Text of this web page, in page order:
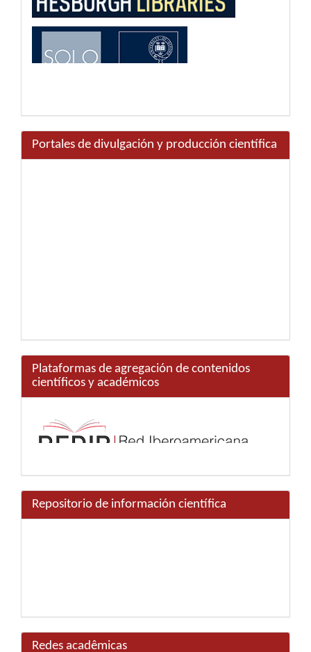
Portales de divulgación y producción científica
Plataformas de agregación de contenidos
científicos y académicos
Repositorio de información científica
Redes acadêmicas